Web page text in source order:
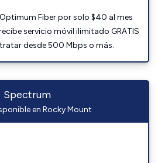
Fiber por solo $40 al mes
servicio móvil ilimitado GRATIS
desde 500 Mbps o más.
Spectrum
en Rocky Mount